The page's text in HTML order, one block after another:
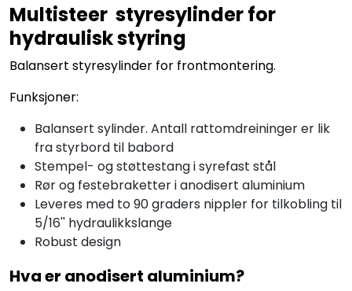
Multisteer styresylinder for
hydraulisk styring
Balansert styresylinder for frontmontering.
Funksjoner:
Balansert sylinder. Antall rattomdreininger er lik
fra styrbord til babord
Stempel- og støttestang i syrefast stål
Rør og festebraketter i anodisert aluminium
Leveres med to 90 graders nippler for tilkobling til
5/16'' hydraulikkslange
Robust design
Hva er anodisert aluminium?